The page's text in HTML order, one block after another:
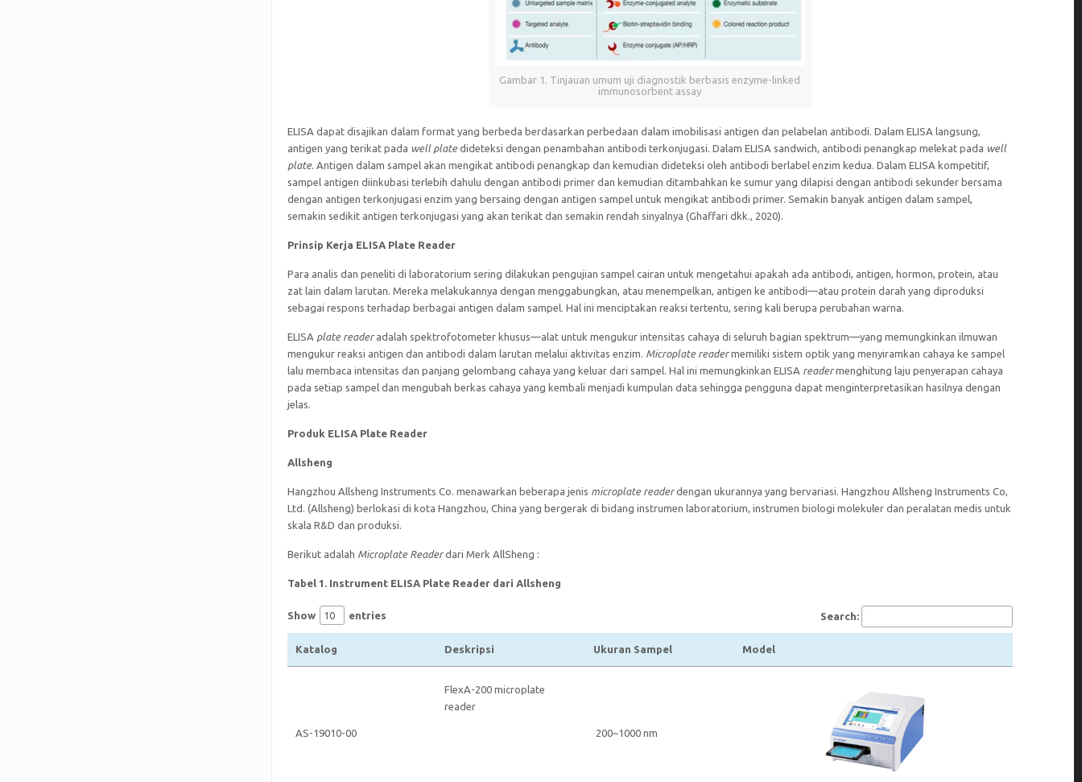
Gambar 1. Tinjauan umum uji diagnostik berbasis enzyme-linked
immunosorbent assay
ELISA dapat disajikan dalam format yang berbeda berdasarkan perbedaan dalam imobilisasi antigen dan pelabelan antibodi. Dalam ELISA langsung,
antigen yang terikat pada well platedideteksi dengan penambahan antibodi terkonjugasi. Dalam ELISA sandwich, antibodi penangkap melekat pada well
plate. Antigen dalam sampel akan mengikat antibodi penangkap dan kemudian dideteksi oleh antibodi berlabel enzim kedua. Dalam ELISA kompetitif,
sampel antigen diinkubasi terlebih dahulu dengan antibodi primer dan kemudian ditambahkan ke sumur yang dilapisi dengan antibodi sekunder bersama
dengan antigen terkonjugasi enzim yang bersaing dengan antigen sampel untuk mengikat antibodi primer. Semakin banyak antigen dalam sampel,
semakin sedikit antigen terkonjugasi yang akan terikat dan semakin rendah sinyalnya (Ghaffari dkk., 2020).
Prinsip Kerja ELISA Plate Reader
Para analis dan peneliti di laboratorium sering dilakukan pengujian sampel cairan untuk mengetahui apakah ada antibodi, antigen, hormon, protein, atau
zat lain dalam larutan. Mereka melakukannya dengan menggabungkan, atau menempelkan, antigen ke antibodi—atau protein darah yang diproduksi
sebagai respons terhadap berbagai antigen dalam sampel. Hal ini menciptakan reaksi tertentu, sering kali berupa perubahan warna.
ELISA plate readeradalah spektrofotometer khusus—alat untuk mengukur intensitas cahaya di seluruh bagian spektrum—yang memungkinkan ilmuwan
mengukur reaksi antigen dan antibodi dalam larutan melalui aktivitas enzim. Microplate readermemiliki sistem optik yang menyiramkan cahaya ke sampel
lalu membaca intensitas dan panjang gelombang cahaya yang keluar dari sampel. Hal ini memungkinkan ELISA readermenghitung laju penyerapan cahaya
pada setiap sampel dan mengubah berkas cahaya yang kembali menjadi kumpulan data sehingga pengguna dapat menginterpretasikan hasilnya dengan
jelas.
Produk ELISA Plate Reader
Allsheng
Hangzhou Allsheng Instruments Co. menawarkan beberapa jenis microplate readerdengan ukurannya yang bervariasi. Hangzhou Allsheng Instruments Co,
Ltd. (Allsheng) berlokasi di kota Hangzhou, China yang bergerak di bidang instrumen laboratorium, instrumen biologi molekuler dan peralatan medis untuk
skala R&D dan produksi.
Berikut adalah Microplate Readerdari Merk AllSheng :
Tabel 1. Instrument ELISA Plate Reader dari Allsheng
Show entries Search:
Katalog Deskripsi Ukuran Sampel Model
AS-19010-00
FlexA-200 microplate
reader
200~1000 nm